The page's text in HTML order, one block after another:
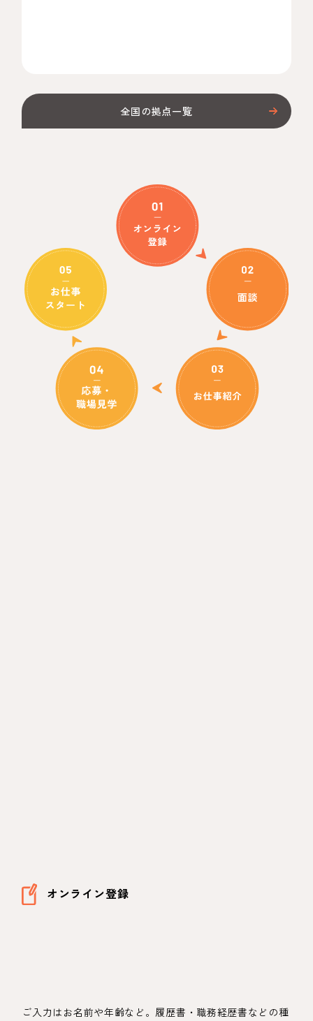
全国の拠点一覧
オンライン登録
ご入力はお名前や年齢など。履歴書・職務経歴書などの種